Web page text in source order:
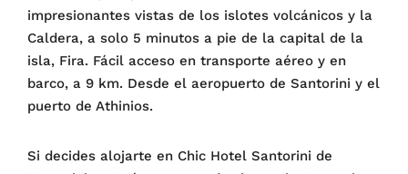
impresionantes vistas de los islotes volcánicos y la
Caldera, a solo 5 minutos a pie de la capital de la
isla, Fira. Fácil acceso en transporte aéreo y en
barco, a 9 km. Desde el aeropuerto de Santorini y el
puerto de Athinios.
Si decides alojarte en Chic Hotel Santorini de